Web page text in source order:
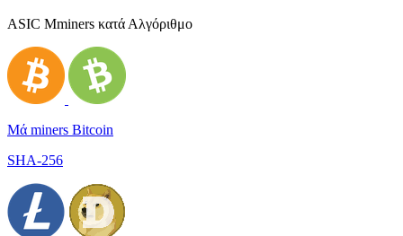
ASIC Μminers κατά Αλγόριθμο
Μά miners Bitcoin
SHA-256